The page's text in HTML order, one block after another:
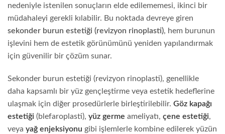
nedeniyle istenilen sonuçların elde edilememesi, ikinci bir
müdahaleyi gerekli kılabilir. Bu noktada devreye giren
sekonder burun estetiği (revizyon rinoplasti), hem burunun
işlevini hem de estetik görünümünü yeniden yapılandırmak
için güvenilir bir çözüm sunar.
Sekonder burun estetiği (revizyon rinoplasti), genellikle
daha kapsamlı bir yüz gençleştirme veya estetik hedeflerine
ulaşmak için diğer prosedürlerle birleştirilebilir. Göz kapağı
estetiği (blefaroplasti), yüz germe ameliyatı, çene estetiği,
veya yağ enjeksiyonu gibi işlemlerle kombine edilerek yüzün